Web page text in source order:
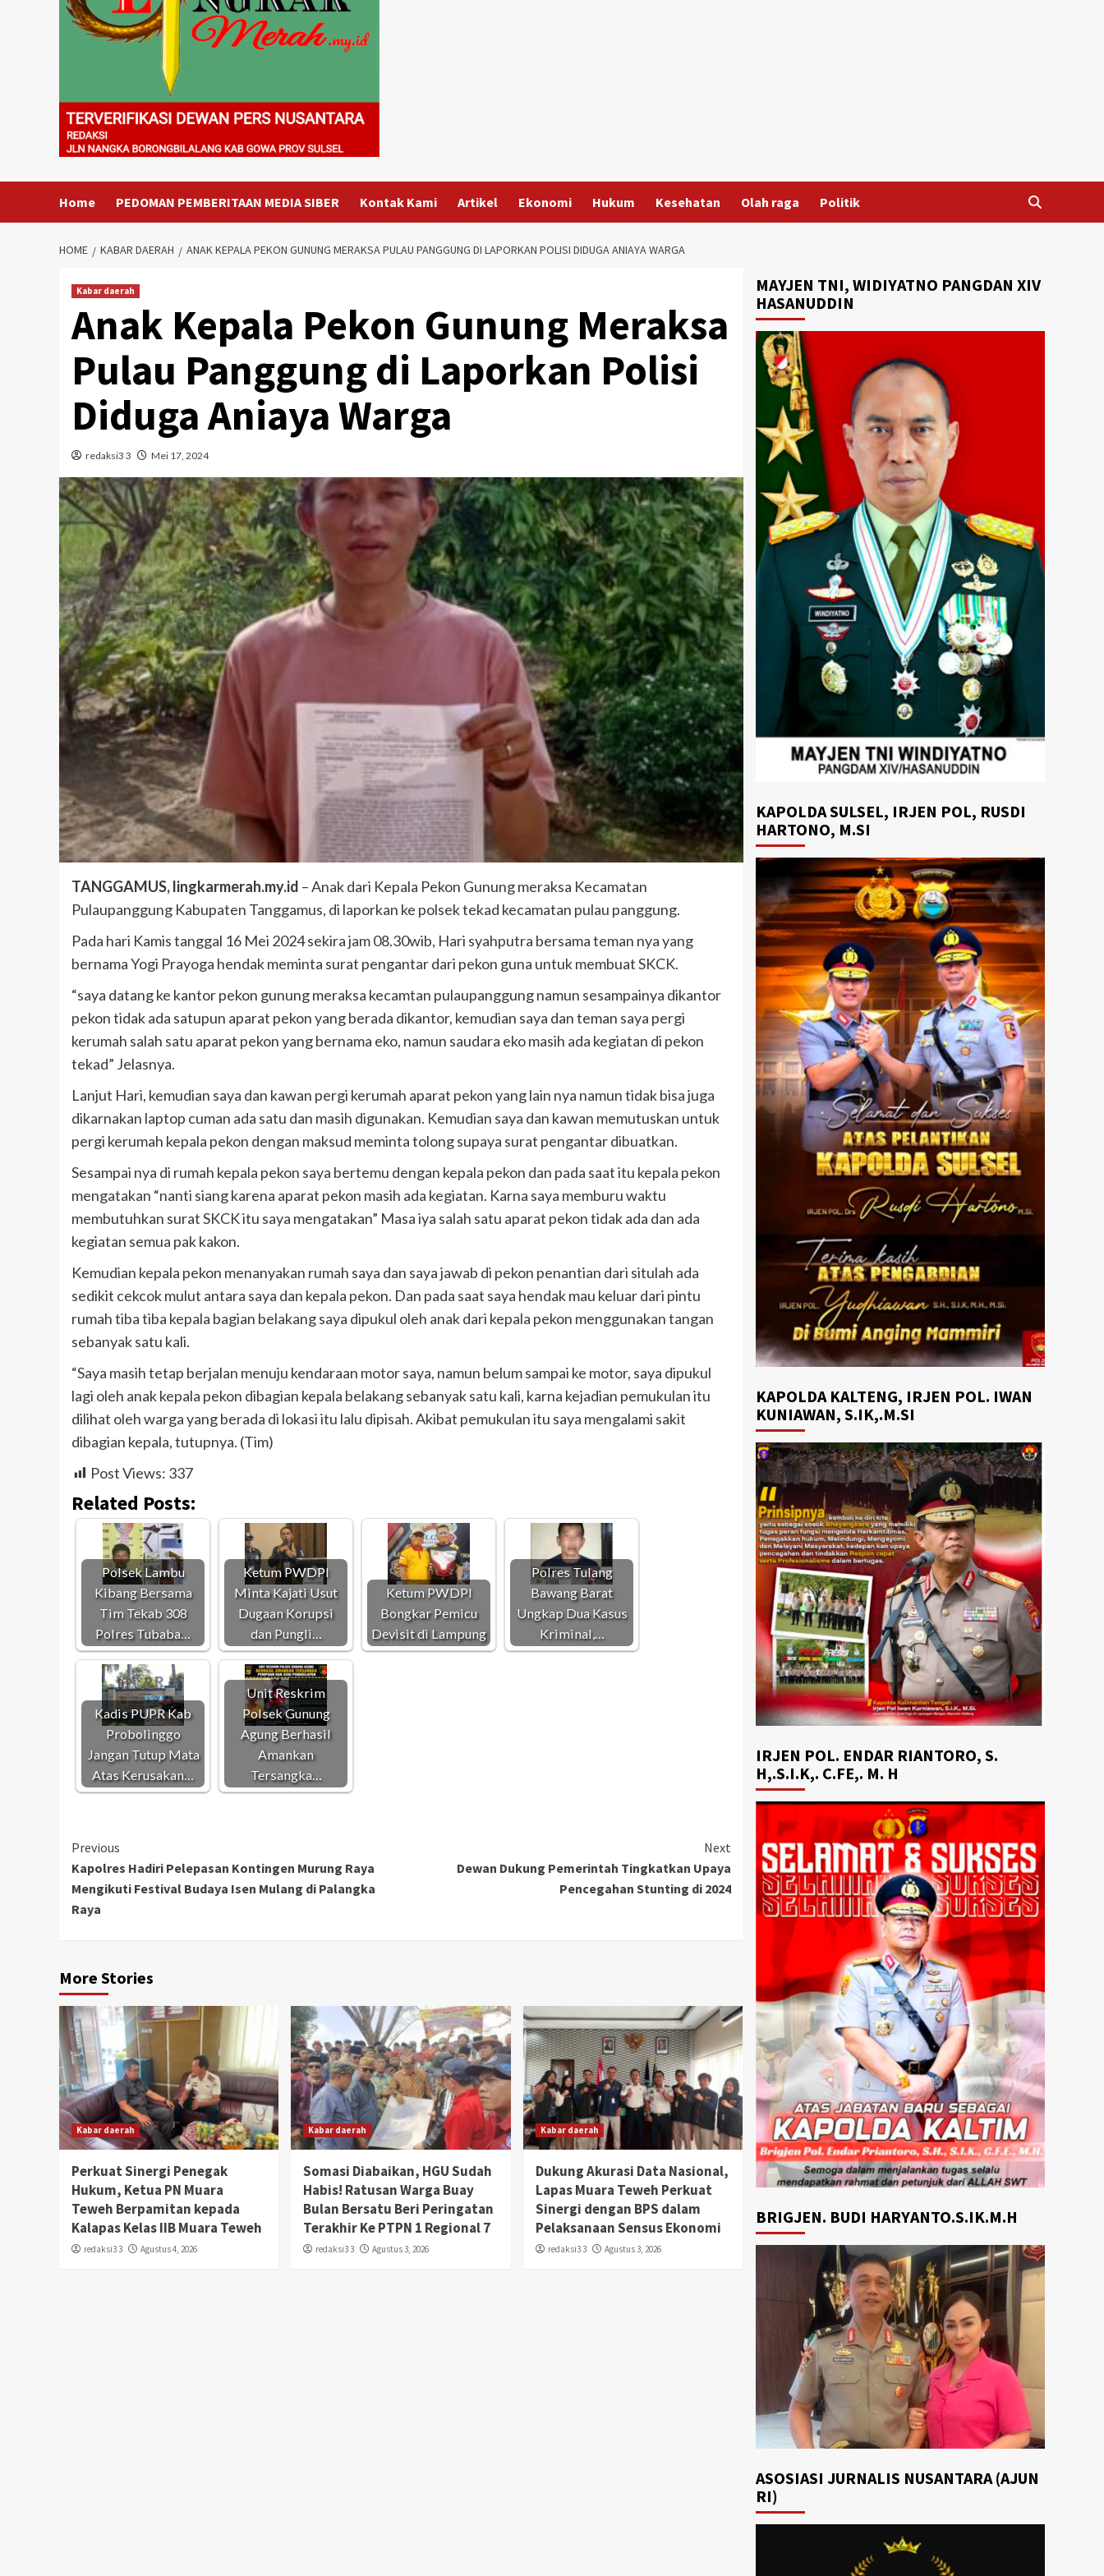
Home PEDOMAN PEMBERITAAN MEDIA SIBER Kontak Kami Artikel Ekonomi Hukum Kesehatan Olah raga Politik
HOME KABAR DAERAH ANAK KEPALA PEKON GUNUNG MERAKSA PULAU PANGGUNG DI LAPORKAN POLISI DIDUGA ANIAYA WARGA
Kabar daerah
Anak Kepala Pekon Gunung Meraksa
Pulau Panggung di Laporkan Polisi
Diduga Aniaya Warga
redaksi3 3 Mei 17, 2024
TANGGAMUS, lingkarmerah.my.id – Anak dari Kepala Pekon Gunung meraksa Kecamatan
Pulaupanggung Kabupaten Tanggamus, di laporkan ke polsek tekad kecamatan pulau panggung.
Pada hari Kamis tanggal 16 Mei 2024 sekira jam 08.30wib, Hari syahputra bersama teman nya yang
bernama Yogi Prayoga hendak meminta surat pengantar dari pekon guna untuk membuat SKCK.
“saya datang ke kantor pekon gunung meraksa kecamtan pulaupanggung namun sesampainya dikantor
pekon tidak ada satupun aparat pekon yang berada dikantor, kemudian saya dan teman saya pergi
kerumah salah satu aparat pekon yang bernama eko, namun saudara eko masih ada kegiatan di pekon
tekad” Jelasnya.
Lanjut Hari, kemudian saya dan kawan pergi kerumah aparat pekon yang lain nya namun tidak bisa juga
dikarnakan laptop cuman ada satu dan masih digunakan. Kemudian saya dan kawan memutuskan untuk
pergi kerumah kepala pekon dengan maksud meminta tolong supaya surat pengantar dibuatkan.
Sesampai nya di rumah kepala pekon saya bertemu dengan kepala pekon dan pada saat itu kepala pekon
mengatakan “nanti siang karena aparat pekon masih ada kegiatan. Karna saya memburu waktu
membutuhkan surat SKCK itu saya mengatakan” Masa iya salah satu aparat pekon tidak ada dan ada
kegiatan semua pak kakon.
Kemudian kepala pekon menanyakan rumah saya dan saya jawab di pekon penantian dari situlah ada
sedikit cekcok mulut antara saya dan kepala pekon. Dan pada saat saya hendak mau keluar dari pintu
rumah tiba tiba kepala bagian belakang saya dipukul oleh anak dari kepala pekon menggunakan tangan
sebanyak satu kali.
“Saya masih tetap berjalan menuju kendaraan motor saya, namun belum sampai ke motor, saya dipukul
lagi oleh anak kepala pekon dibagian kepala belakang sebanyak satu kali, karna kejadian pemukulan itu
dilihat oleh warga yang berada di lokasi itu lalu dipisah. Akibat pemukulan itu saya mengalami sakit
dibagian kepala, tutupnya. (Tim)
Post Views: 337
Related Posts:
Polsek Lambu
Kibang Bersama
Tim Tekab 308
Polres Tubaba…
Ketum PWDPI
Minta Kajati Usut
Dugaan Korupsi
dan Pungli…
Ketum PWDPI
Bongkar Pemicu
Devisit di Lampung
Polres Tulang
Bawang Barat
Ungkap Dua Kasus
Kriminal,…
Kadis PUPR Kab
Probolinggo
Jangan Tutup Mata
Atas Kerusakan…
Unit Reskrim
Polsek Gunung
Agung Berhasil
Amankan
Tersangka…
Continue
Reading
Previous
Kapolres Hadiri Pelepasan Kontingen Murung Raya
Mengikuti Festival Budaya Isen Mulang di Palangka
Raya
Next
Dewan Dukung Pemerintah Tingkatkan Upaya
Pencegahan Stunting di 2024
More Stories
Kabar daerah
Perkuat Sinergi Penegak
Hukum, Ketua PN Muara
Teweh Berpamitan kepada
Kalapas Kelas IIB Muara Teweh
redaksi3 3 Agustus 4, 2026
Kabar daerah
Somasi Diabaikan, HGU Sudah
Habis! Ratusan Warga Buay
Bulan Bersatu Beri Peringatan
Terakhir Ke PTPN 1 Regional 7
redaksi3 3 Agustus 3, 2026
Kabar daerah
Dukung Akurasi Data Nasional,
Lapas Muara Teweh Perkuat
Sinergi dengan BPS dalam
Pelaksanaan Sensus Ekonomi
redaksi3 3 Agustus 3, 2026
MAYJEN TNI, WIDIYATNO PANGDAN XIV
HASANUDDIN
KAPOLDA SULSEL, IRJEN POL, RUSDI
HARTONO, M.SI
KAPOLDA KALTENG, IRJEN POL. IWAN
KUNIAWAN, S.IK,.M.SI
IRJEN POL. ENDAR RIANTORO, S.
H,.S.I.K,. C.FE,. M. H
BRIGJEN. BUDI HARYANTO.S.IK.M.H
ASOSIASI JURNALIS NUSANTARA (AJUN
RI)